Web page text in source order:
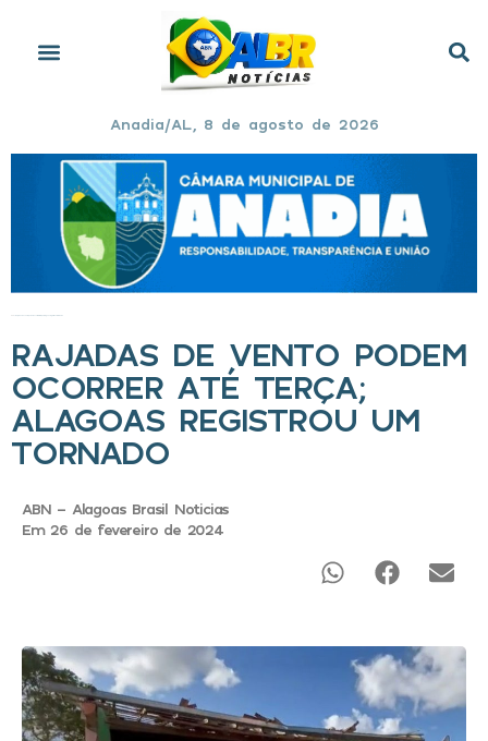
Anadia/AL, 8 de agosto de 2026
RAJADAS DE VENTO PODEM
OCORRER ATÉ TERÇA;
ALAGOAS REGISTROU UM
TORNADO
ABN - Alagoas Brasil Noticias
Em 26 de fevereiro de 2024